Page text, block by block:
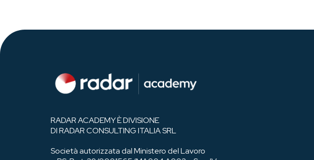
RADAR ACADEMY È DIVISIONE
DI RADAR CONSULTING ITALIA SRL
Società autorizzata dal Ministero del Lavoro